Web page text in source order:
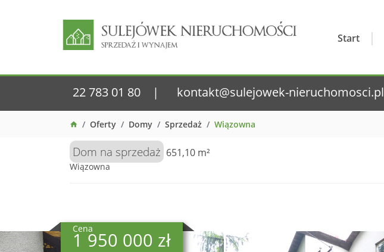
Start
22 783 01 80 kontakt@sulejowek-nieruchomosci.pl
Oferty Domy Sprzedaż Wiązowna
Dom na sprzedaż 651,10 m²
Wiązowna
Cena
1 950 000 zł